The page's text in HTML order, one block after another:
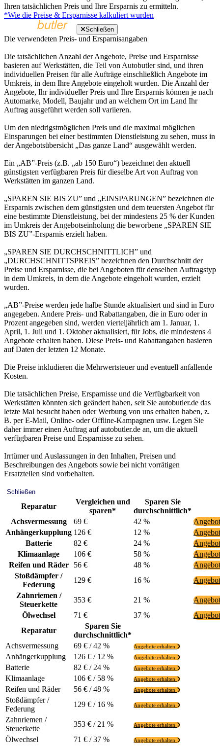
Ihren tatsächlichen Preis und Ihre Ersparnis zu ermitteln.
*Wie die Preise & Ersparnisse kalkuliert wurden
Schließen
Die verwendeten Preis- und Ersparnisangaben
Die tatsächlichen Anzahl der Angebote, Preise und Ersparnisse
basieren auf Werkstätten, die Teil von Autobutler sind, und ihren
individuellen Preisen für alle Aufträge einschließlich Angebote im
Umkreis, in dem Ihre Angebote eingeholt wurden. Die Anzahl der
Angebote, Ihr individueller Preis und Ihre Ersparnis können je nach
Automarke, Modell, Baujahr und an welchem Ort im Land Ihr
Auftrag ausgeführt werden soll variieren.
Um den niedrigstmöglichen Preis und die maximal möglichen
Einsparungen bei einer bestimmten Dienstleistung zu sehen, muss in
der Angebotsübersicht „Das ganze Land“ ausgewählt werden.
Ein „AB”-Preis (z.B. „ab 150 Euro“) bezeichnet den aktuell
günstigsten verfügbaren Preis für dieselbe Art von Auftrag von
Werkstätten im ganzen Land.
„SPAREN SIE BIS ZU” und „EINSPARUNGEN” bezeichnen die
Ersparnis zwischen dem günstigsten und dem teuersten Angebot für
eine bestimmte Dienstleistung, bei der mindestens 25 % der Kunden
im Umkreis der Angebotseinholung die beworbene „SPAREN SIE
BIS ZU”-Ersparnis erzielt haben.
„SPAREN SIE DURCHSCHNITTLICH” und
„DURCHSCHNITTSPREIS” bezeichnen den Durchschnitt der
Preise und Ersparnisse, die bei Angeboten für denselben Auftragstyp
in dem Umkreis, in dem die Angebote eingeholt wurden, erzielt
wurden.
„AB”-Preise werden jede halbe Stunde aktualisiert und sind in Euro
angegeben. Andere Preis- und Rabattangaben, die in Euro oder in
Prozent angegeben sind, werden vierteljährlich am 1. Januar, 1.
April, 1. Juli und 1. Oktober aktualisiert, für Jobs, die mindestens 4
Angebote erhalten haben. Diese Preis- und Rabattangaben basieren
auf Daten der letzten 12 Monate.
Die Preise inkludieren die Mehrwertsteuer und eventuell anfallende
Kosten.
Die tatsächlichen Preise, Ersparnisse und die Verfügbarkeit von
Werkstätten könnten sich geändert haben, seit Sie autobutler.de das
letzte Mal besucht haben oder Werbung von uns erhalten haben, z.
B. per E-Mail, Online- oder Offline-Kampagnen usw. Legen Sie
daher immer einen Auftrag auf autobutler.de an, um die aktuell
verfügbaren Preise und Ersparnisse zu sehen.
Irrtümer und Auslassungen in den Inhalten, Preisen und
Beschreibungen des Angebots sowie bei nicht vorrätigen
Ersatzteilen sind vorbehalten.
Schließen
Reparatur
Vergleichen und
sparen*
Sparen Sie
durchschnittlich*
Achsvermessung
69 € 42 %
Anhängerkupplung 126 € 12 %
Batterie
82 € 24 %
Klimaanlage
106 € 58 %
Reifen und Räder
56 € 48 %
Stoßdämpfer /
Federung
129 € 16 %
Zahnriemen /
Steuerkette
353 € 21 %
Ölwechsel
71 € 37 %
Reparatur
Sparen Sie
durchschnittlich*
Achsvermessung
69 € / 42 % Angebote erhalten
Anhängerkupplung 126 € / 12 % Angebote erhalten
Batterie 82 € / 24 % Angebote erhalten
Klimaanlage 106 € / 58 % Angebote erhalten
Reifen und Räder 56 € / 48 % Angebote erhalten
Stoßdämpfer /
Federung
129 € / 16 % Angebote erhalten
Zahnriemen /
Steuerkette
353 € / 21 % Angebote erhalten
Ölwechsel 71 € / 37 % Angebote erhalten